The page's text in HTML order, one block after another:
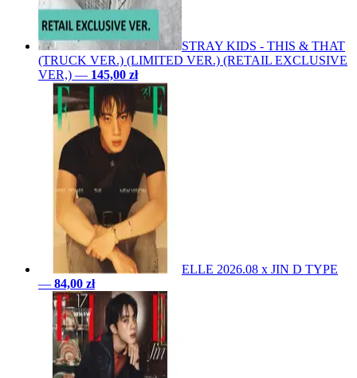
STRAY KIDS - THIS & THAT
(TRUCK VER.) (LIMITED VER.) (RETAIL EXCLUSIVE
VER,) — 145,00 zł
ELLE 2026.08 x JIN D TYPE
— 84,00 zł